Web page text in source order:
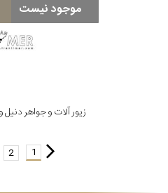
موجود نیست
1
2